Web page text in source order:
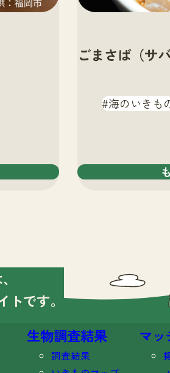
ごまさば（サ
海のいきも
トです。
生物調査結果
調査結果
マ